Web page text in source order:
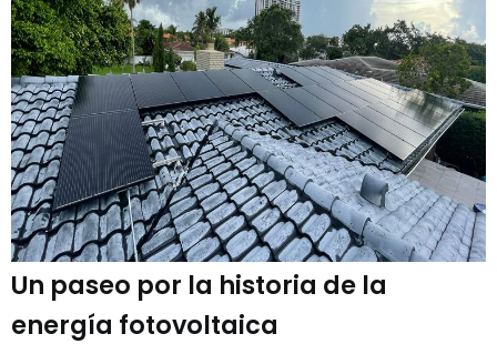
Un paseo por la historia de la
energía fotovoltaica